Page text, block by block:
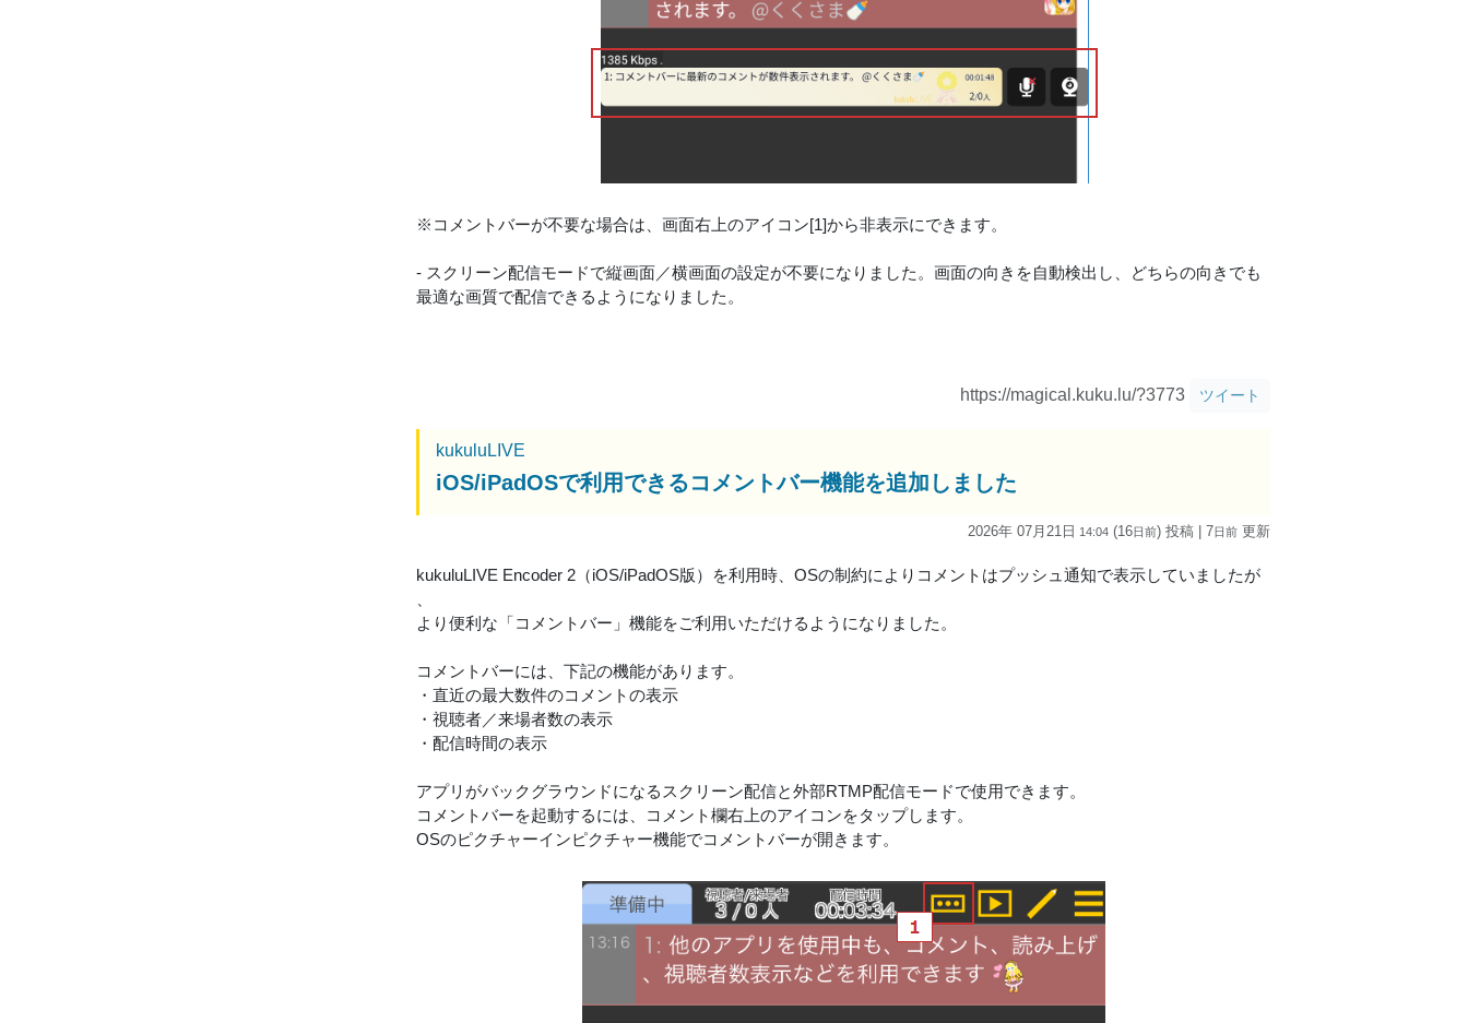
※コメントバーが不要な場合は、画面右上のアイコン[1]から非表示にできます。
- スクリーン配信モードで縦画面／横画面の設定が不要になりました。画面の向きを自動検出し、どちらの向きでも
最適な画質で配信できるようになりました。
https://magical.kuku.lu/?3773 ツイート
kukuluLIVE
iOS/iPadOSで利用できるコメントバー機能を追加しました
2026年 07月21日 14:04 (16日前) 投稿 | 7日前 更新
kukuluLIVE Encoder 2（iOS/iPadOS版）を利用時、OSの制約によりコメントはプッシュ通知で表示していましたが
より便利な「コメントバー」機能をご利用いただけるようになりました。
コメントバーには、下記の機能があります。
・直近の最大数件のコメントの表示
・視聴者／来場者数の表示
・配信時間の表示
アプリがバックグラウンドになるスクリーン配信と外部RTMP配信モードで使用できます。
コメントバーを起動するには、コメント欄右上のアイコンをタップします。
OSのピクチャーインピクチャー機能でコメントバーが開きます。